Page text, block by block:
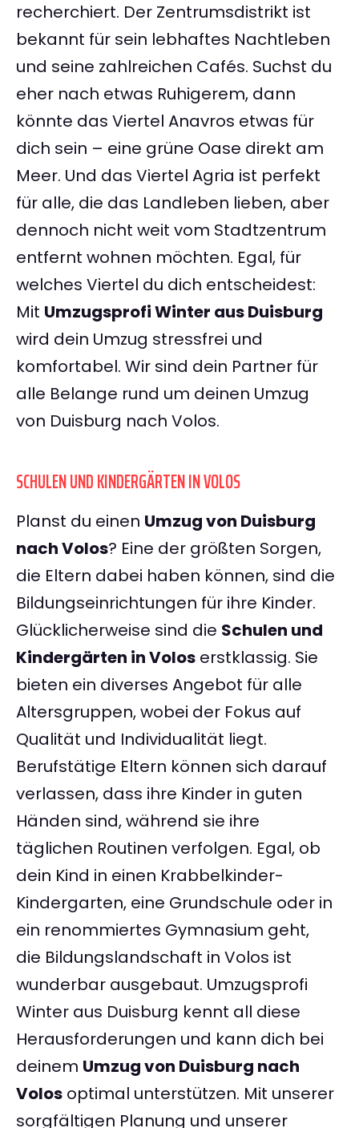
recherchiert. Der Zentrumsdistrikt ist
bekannt für sein lebhaftes Nachtleben
und seine zahlreichen Cafés. Suchst du
eher nach etwas Ruhigerem, dann
könnte das Viertel Anavros etwas für
dich sein – eine grüne Oase direkt am
Meer. Und das Viertel Agria ist perfekt
für alle, die das Landleben lieben, aber
dennoch nicht weit vom Stadtzentrum
entfernt wohnen möchten. Egal, für
welches Viertel du dich entscheidest:
Mit Umzugsprofi Winter aus Duisburg
wird dein Umzug stressfrei und
komfortabel. Wir sind dein Partner für
alle Belange rund um deinen Umzug
von Duisburg nach Volos.
SCHULEN UND KINDERGÄRTEN IN VOLOS
Planst du einen Umzug von Duisburg
nach Volos? Eine der größten Sorgen,
die Eltern dabei haben können, sind die
Bildungseinrichtungen für ihre Kinder.
Glücklicherweise sind die Schulen und
Kindergärten in Volos erstklassig. Sie
bieten ein diverses Angebot für alle
Altersgruppen, wobei der Fokus auf
Qualität und Individualität liegt.
Berufstätige Eltern können sich darauf
verlassen, dass ihre Kinder in guten
Händen sind, während sie ihre
täglichen Routinen verfolgen. Egal, ob
dein Kind in einen Krabbelkinder-
Kindergarten, eine Grundschule oder in
ein renommiertes Gymnasium geht,
die Bildungslandschaft in Volos ist
wunderbar ausgebaut. Umzugsprofi
Winter aus Duisburg kennt all diese
Herausforderungen und kann dich bei
deinem Umzug von Duisburg nach
Volos optimal unterstützen. Mit unserer
sorgfältigen Planung und unserer